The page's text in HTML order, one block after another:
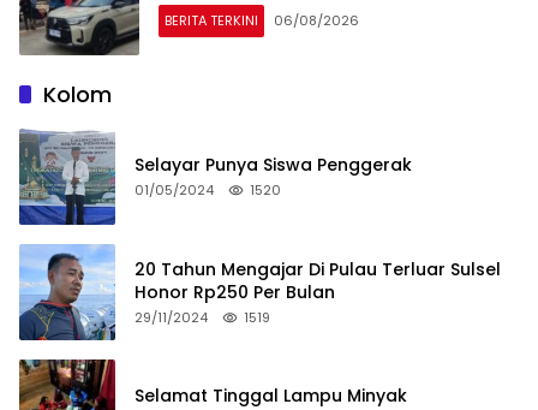
BERITA TERKINI 06/08/2026
Kolom
Selayar Punya Siswa Penggerak
01/05/2024 1520
20 Tahun Mengajar Di Pulau Terluar Sulsel
Honor Rp250 Per Bulan
29/11/2024 1519
Selamat Tinggal Lampu Minyak